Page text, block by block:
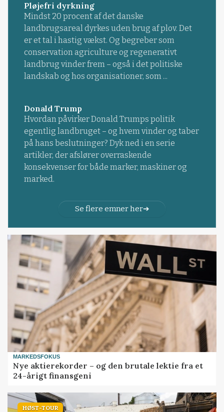
Pløjefri dyrkning
Mindst 20 procent af det danske
landbrugsareal dyrkes uden brug af plov. Det
er et tal i hastig vækst. Og begreber som
conservation agriculture og regenerativt
landbrug vinder frem – også i det politiske
landskab og hos organisationer, som ...
Donald Trump
Hvordan påvirker Donald Trumps politik
egentlig landbruget – og hvem vinder og taber
på hans beslutninger? Dyk ned i en serie
artikler, der afslører overraskende
konsekvenser for både marker, maskiner og
marked.
Se flere emner her
MARKEDSFOKUS
Nye aktierekorder – og den brutale lektie fra et
24-årigt finansgeni
HØST-TOUR